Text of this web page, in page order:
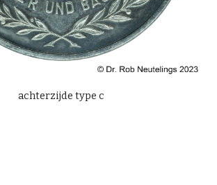
achterzijde type c